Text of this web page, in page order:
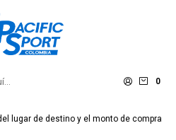
0
lugar de destino y el monto de compra